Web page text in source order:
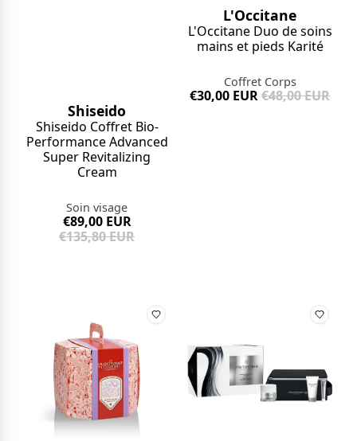
Shiseido
Shiseido Coffret Bio-
Performance Advanced
Super Revitalizing
Cream
Soin visage
€89,00 EUR
€135,80 EUR
L'Occitane
L'Occitane Duo de soins
mains et pieds Karité
Coffret Corps
€30,00 EUR€48,00 EUR